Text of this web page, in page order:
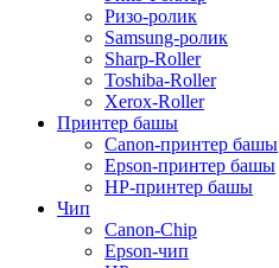
Ризо-ролик
Samsung-ролик
Sharp-Roller
Toshiba-Roller
Xerox-Roller
Принтер башы
Canon-принтер башы
Epson-принтер башы
HP-принтер башы
Чип
Canon-Chip
Epson-чип